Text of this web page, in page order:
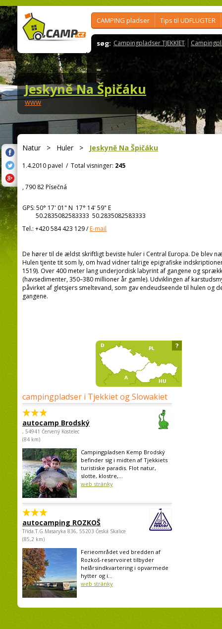
CAMPING pladser Tips til UDFLUGTER
søg: Campingpladser TJEKKIET
Jeskyně Na Špičáku
www
Natur> Huler> Jeskyně Na Špičáku
1.4.2010 pavel / Total visninger: 245
, 790 82 Písečná
GPS: 50° 17' 01" N 17° 14' 59" E
50.2835082583333 50.2835082583333
Tel.: +420 584 423 129/E-mail
De hører til de ældst skriftligt beviste huler i Central Europa. De blev
Hulen tjente tit som ly, om hvad vidner talrige epigrafiske
1519). Over 400 meter lang underjordisk labyrint af gangene og
(havsedimenter, 350–380 millioner år gamle). Udviklingen af
påvirket af gletsjers smeltevand, som gav endeudseende til hulen og
gangene.
campingpladser i Tjekkiet og Slowakiet
autocamp Brodský
, 54941 Červený Kostelec
(84 km)
Campingpladsen Kemp Brodský
befinder sig i midten af Tjekkiets
turistiske paradis. Flot natur,
slotte, klostre,...
web stránky
autocamping ROZKOŠ
Třída.T.G.Masaryka 836, 55203 Česká Skalice
(85,2 km)
Ferieområdet ved bredden af
Rozkoš-reservoiret tilbyder
helårsindkvartering i opvarmede
hytter og i...
web stránky
?